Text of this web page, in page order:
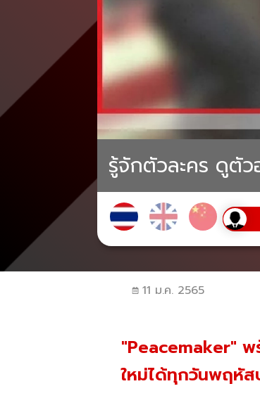
รู้จักตัวละคร ดูตัว
11 ม.ค. 2565
"Peacemaker" พ
ใหม่ได้ทุกวันพฤหัส